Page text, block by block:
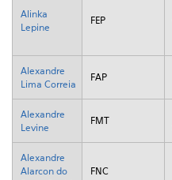
Alinka
Lepine
FEP
Alexandre
Lima Correia
FAP
Alexandre
Levine
FMT
Alexandre
Alarcon do
FNC